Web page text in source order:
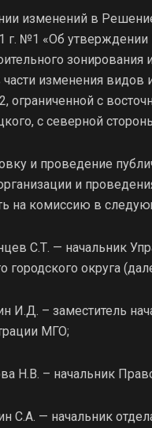
изменений в
г. №1 «Об утверждении
части изменения видов
ограниченной с
с северной
и проведение
и
на комиссию в
С.Т. — начальник
городского округа
И.Д. – заместитель
МГО;
Н.В. – начальник
С.А. — начальник